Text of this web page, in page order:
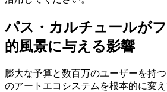
パス・カルチュールが
的風景に与える影響
膨大な予算と数百万のユーザーを持
のアートエコシステムを根本的に変